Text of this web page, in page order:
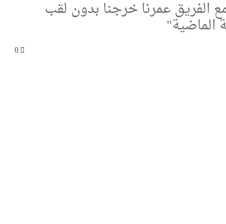
الفريق عمرنا خرجنا بدون لقب
الماضية"
0